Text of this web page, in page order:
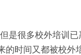
很多校外培训已
时间又都被校